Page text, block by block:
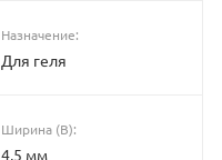
Назначение:
Для геля
Ширина (B):
4,5 мм